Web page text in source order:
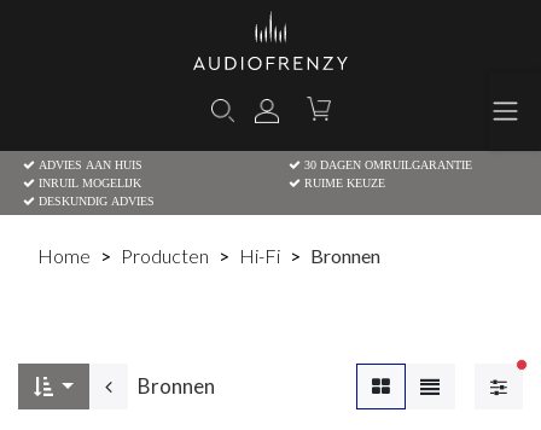
ADVIES AAN HUIS
30 DAGEN OMRUILGARANTIE
INRUIL MOGELIJK
RUIME KEUZE
DESKUNDIG ADVIES
Home Producten Hi-Fi Bronnen
Bronnen